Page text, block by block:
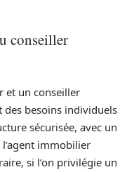
conseiller
et un conseiller
besoins individuels
sécurisée, avec un
immobilier
si l’on privilégie un